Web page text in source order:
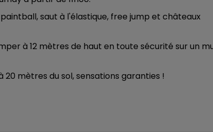
saut à l'élastique, free jump et châteaux
à 12 mètres de haut en toute sécurité sur un
mètres du sol, sensations garanties !